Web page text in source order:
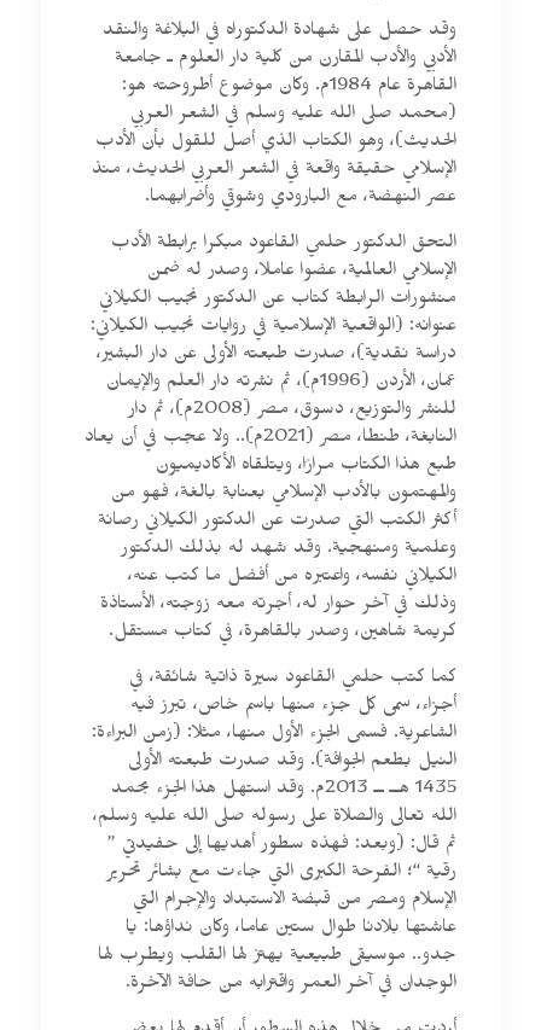
وقد حصل على شهادة الدكتوراه في البلاغة والنقد
الأدبي والأدب المقارن من كلية دار العلوم ـ جامعة
القاهرة عام 1984م. وكان موضوع أطروحته هو:
(محمد صلى الله عليه وسلم في الشعر العربي
الحديث)، وهو الكتاب الذي أصل للقول بأن الأدب
الإسلامي حقيقة واقعة في الشعر العربي الحديث، منذ
عصر النهضة، مع البارودي وشوقي وأضرابهما.
التحق الدكتور حلمي القاعود مبكرا برابطة الأدب
الإسلامي العالمية، عضوا عاملا، وصدر له ضمن
منشورات الرابطة كتاب عن الدكتور نجيب الكيلاني
عنوانه: (الواقعية الإسلامية في روايات نجيب الكيلاني:
دراسة نقدية)، صدرت طبعته الأولى عن دار البشير،
عمان، الأردن (1996م)، ثم نشرته دار العلم والإيمان
للنشر والتوزيع، دسوق، مصر (2008م)، ثم دار
النابغة، طنطا، مصر (2021م).. ولا عجب في أن يعاد
طبع هذا الكتاب مرارًا، ويتلقاه الأكاديميون
والمهتمون بالأدب الإسلامي بعنابة بالغة، فهو من
أكثر الكتب التي صدرت عن الدكتور الكيلاني رصانة
وعلمية ومنهجية. وقد شهد له بذلك الدكتور
الكيلاني نفسه، واعتبره من أفضل ما كتب عنه،
وذلك في آخر حوار له، أجرته معه زوجته، الأستاذة
كريمة شاهين، وصدر بالقاهرة، في كتاب مستقل.
كما كتب حلمي القاعود سيرة ذاتية شائقة، في
أجزاء، سمى كل جزء منها باسم خاص، تبرز فيه
الشاعرية. فسمى الجزء الأول منها، مثلا: (زمن البراءة:
النيل بطعم الجوافة). وقد صدرت طبعته الأولى
1435 هــ ــ 2013م. وقد استهل هذا الجزء بحمد
الله تعالى والصلاة على رسوله صلى الله عليه وسلم،
ثم قال: (وبعد: فهذه سطور أهديها إلى حفيدتي ”
رقية “؛ الفرحة الكبرى التي جاءت مع بشائر تحرير
الإسلام ومصر من قبضة الاستبداد والإجرام التي
عاشتها بلادنا طوال ستين عاما، وكان نداؤها: يا
جدو.. موسيقى طبيعية يهتز لها القلب ويطرب لها
الوجدان في آخر العمر واقترابه من حافة الآخرة.